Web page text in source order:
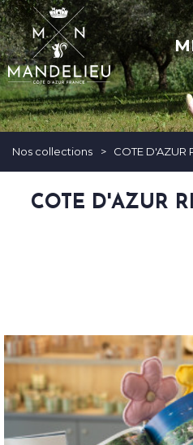
Nos collections > COTE D'AZUR
COTE D'AZUR